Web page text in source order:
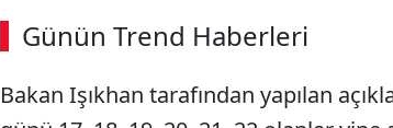
Günün Trend Haberleri
Bakan Işıkhan tarafından yapılan